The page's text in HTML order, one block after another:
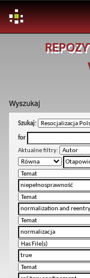
Wyszukaj
Szukaj:
for
Aktualne filtry: